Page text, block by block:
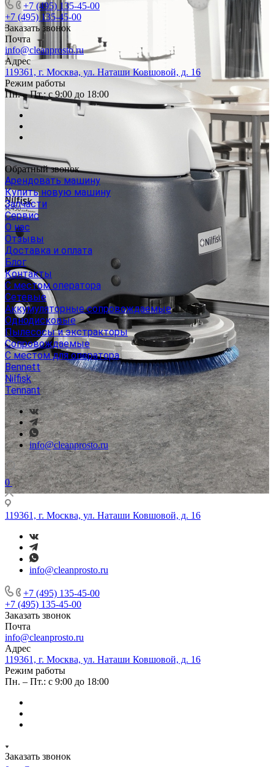
+7 (495) 135-45-00
+7 (495) 135-45-00
Заказать звонок
Почта
info@cleanprosto.ru
Адрес
119361, г. Москва, ул. Наташи Ковшовой, д. 16
Режим работы
Пн. – Пт.: с 9:00 до 18:00
Обратный звонок
Арендовать машину
Купить новую машину
Запчасти
Сервис
О нас
Отзывы
Доставка и оплата
Блог
Контакты
С местом оператора
Сетевые
Аккумуляторные сопровождаемые
Однодисковые
Пылесосы и экстракторы
Сопровождаемые
С местом для оператора
Bennett
Nilfisk
Tennant
info@cleanprosto.ru
0
119361, г. Москва, ул. Наташи Ковшовой, д. 16
info@cleanprosto.ru
+7 (495) 135-45-00
+7 (495) 135-45-00
Заказать звонок
Почта
info@cleanprosto.ru
Адрес
119361, г. Москва, ул. Наташи Ковшовой, д. 16
Режим работы
Пн. – Пт.: с 9:00 до 18:00
Заказать звонок